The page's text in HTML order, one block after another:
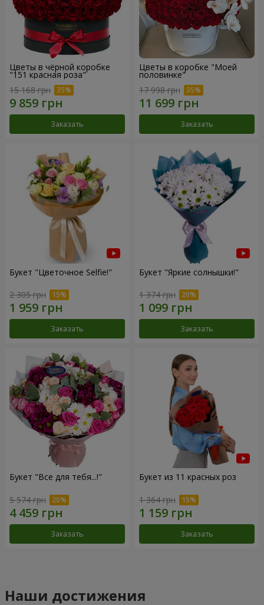
Цветы в чёрной коробке
"151 красная роза"
15 168 грн
Заказать
Цветы в коробке "Моей
половинке"
17 998 грн
Заказать
Букет "Цветочное Selfie!"
2 305 грн
Заказать
Букет "Яркие солнышки!"
1 374 грн
Заказать
Букет "Все для тебя...!"
5 574 грн
Заказать
Букет из 11 красных роз
1 364 грн
Заказать
Наши достижения